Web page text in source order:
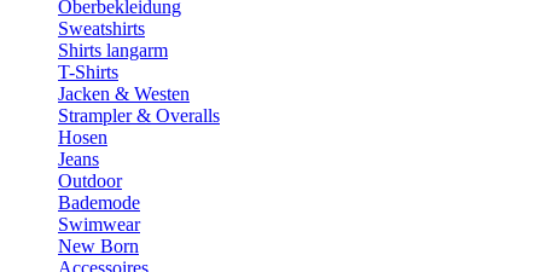
Oberbekleidung
Sweatshirts
Shirts langarm
T-Shirts
Jacken & Westen
Strampler & Overalls
Hosen
Jeans
Outdoor
Bademode
Swimwear
New Born
Accessoires